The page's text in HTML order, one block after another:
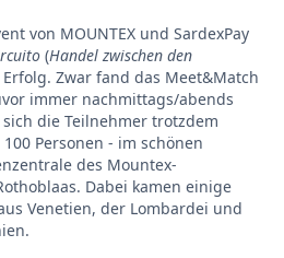
von MOUNTEX und SardexPay
(Handel zwischen den
Zwar fand das Meet&Match
immer nachmittags/abends
die Teilnehmer trotzdem
Personen - im schönen
des Mountex-
Dabei kamen einige
Venetien, der Lombardei und